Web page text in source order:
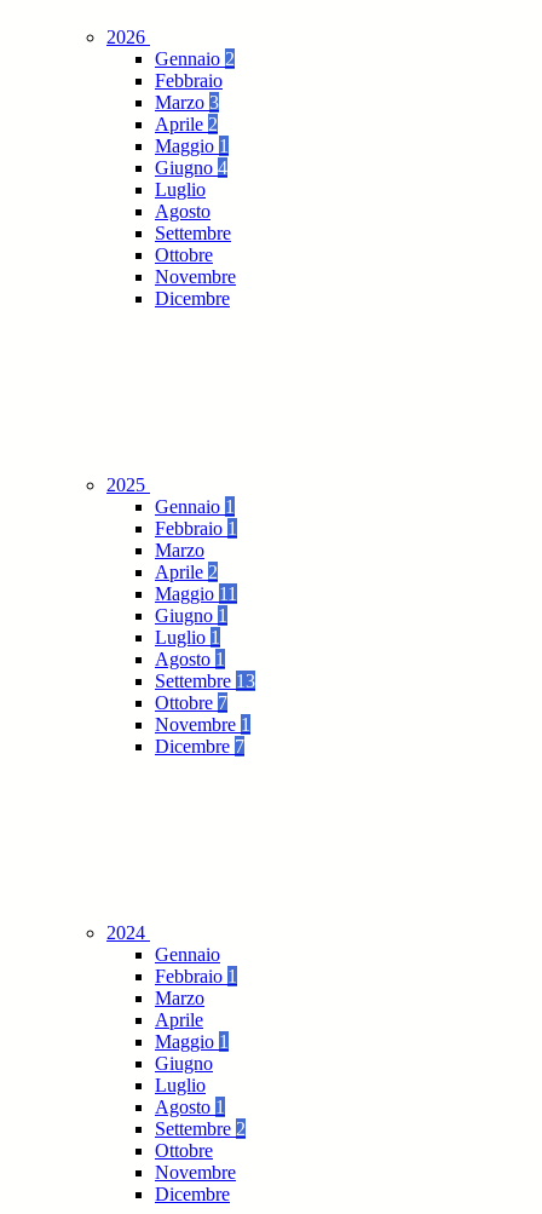
2026
Gennaio 2
Febbraio
Marzo 3
Aprile 2
Maggio 1
Giugno 4
Luglio
Agosto
Settembre
Ottobre
Novembre
Dicembre
2025
Gennaio 1
Febbraio 1
Marzo
Aprile 2
Maggio 11
Giugno 1
Luglio 1
Agosto 1
Settembre 13
Ottobre 7
Novembre 1
Dicembre 7
2024
Gennaio
Febbraio 1
Marzo
Aprile
Maggio 1
Giugno
Luglio
Agosto 1
Settembre 2
Ottobre
Novembre
Dicembre